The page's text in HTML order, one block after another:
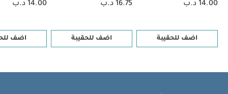
14.00 د.ب
اضف للحقيبة
16.75 د.ب
اضف للحقيبة
14.00 د.ب
اضف